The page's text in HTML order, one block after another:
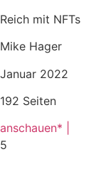
Reich mit NFTs
Mike Hager
Januar 2022
192 Seiten
anschauen* |
5